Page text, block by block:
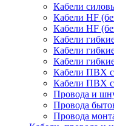
Кабели
Кабели HF
Кабели HF
Кабели
Кабели
Кабели
Кабели ПВХ
Кабели ПВХ
Провода и
Провода
Провода